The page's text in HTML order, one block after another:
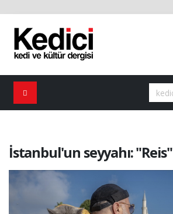
İstanbul'un seyyahı: "Reis"